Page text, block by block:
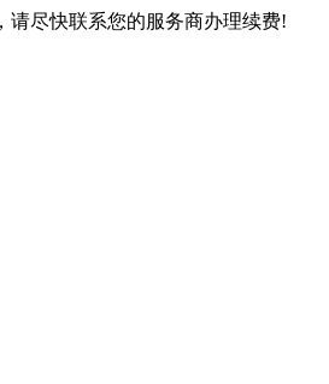
请尽快联系您的服务商办理续费!